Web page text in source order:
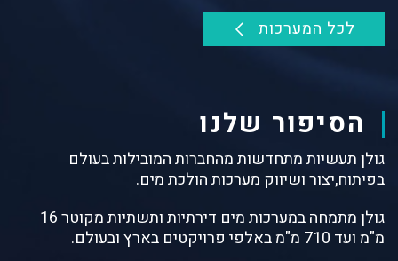
לכל המערכות
הסיפור שלנו
גולן תעשיות מתחדשות מהחברות המובילות בעולם
בפיתוח,יצור ושיווק מערכות הולכת מים.
גולן מתמחה במערכות מים דירתיות ותשתיות מקוטר 16
מ"מ ועד 710 מ"מ באלפי פרויקטים בארץ ובעולם.